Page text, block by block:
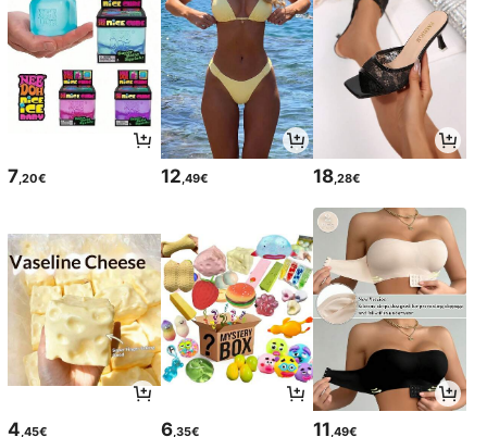
7,20€ 12,49€ 18,28€
4 ,45€ 6,35€ 11 ,49€